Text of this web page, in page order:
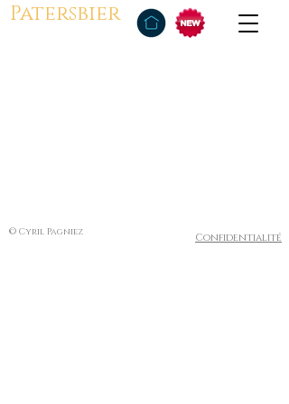
Patersbier
© Cyril Pagniez Confidentialité